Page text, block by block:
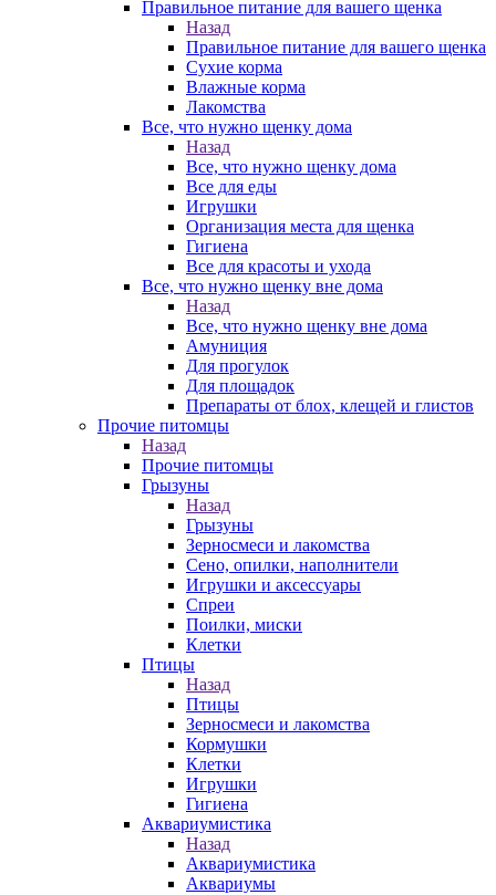
Правильное питание для вашего щенка
Назад
Правильное питание для вашего щенка
Сухие корма
Влажные корма
Лакомства
Все, что нужно щенку дома
Назад
Все, что нужно щенку дома
Все для еды
Игрушки
Организация места для щенка
Гигиена
Все для красоты и ухода
Все, что нужно щенку вне дома
Назад
Все, что нужно щенку вне дома
Амуниция
Для прогулок
Для площадок
Препараты от блох, клещей и глистов
Прочие питомцы
Назад
Прочие питомцы
Грызуны
Назад
Грызуны
Зерносмеси и лакомства
Сено, опилки, наполнители
Игрушки и аксессуары
Спреи
Поилки, миски
Клетки
Птицы
Назад
Птицы
Зерносмеси и лакомства
Кормушки
Клетки
Игрушки
Гигиена
Аквариумистика
Назад
Аквариумистика
Аквариумы